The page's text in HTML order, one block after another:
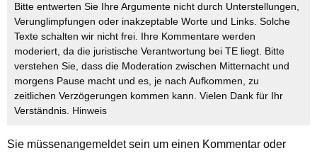
Bitte entwerten Sie Ihre Argumente nicht durch Unterstellungen,
Verunglimpfungen oder inakzeptable Worte und Links. Solche
Texte schalten wir nicht frei. Ihre Kommentare werden
moderiert, da die juristische Verantwortung bei TE liegt. Bitte
verstehen Sie, dass die Moderation zwischen Mitternacht und
morgens Pause macht und es, je nach Aufkommen, zu
zeitlichen Verzögerungen kommen kann. Vielen Dank für Ihr
Verständnis. Hinweis
Sie müssenangemeldetsein um einen Kommentar oder